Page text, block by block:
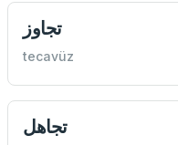
تجاوز
tecavüz
تجاهل